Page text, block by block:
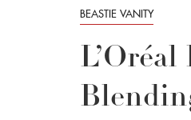
BEASTIE VANITY